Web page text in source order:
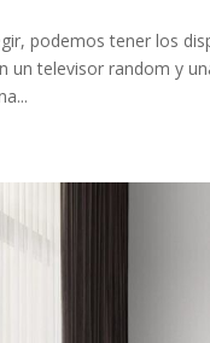
podemos tener los
televisor random y